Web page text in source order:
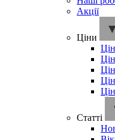
Акції
Ціни
Cтатті